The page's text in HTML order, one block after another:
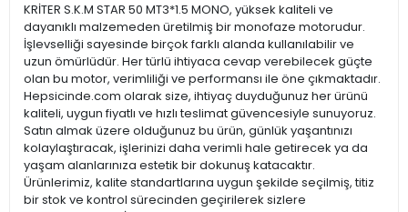
KRİTER S.K.M STAR 50 MT3*1.5 MONO, yüksek kaliteli ve
dayanıklı malzemeden üretilmiş bir monofaze motorudur.
İşlevselliği sayesinde birçok farklı alanda kullanılabilir ve
uzun ömürlüdür. Her türlü ihtiyaca cevap verebilecek güçte
olan bu motor, verimliliği ve performansı ile öne çıkmaktadır.
Hepsicinde.com olarak size, ihtiyaç duyduğunuz her ürünü
kaliteli, uygun fiyatlı ve hızlı teslimat güvencesiyle sunuyoruz.
Satın almak üzere olduğunuz bu ürün, günlük yaşantınızı
kolaylaştıracak, işlerinizi daha verimli hale getirecek ya da
yaşam alanlarınıza estetik bir dokunuş katacaktır.
Ürünlerimiz, kalite standartlarına uygun şekilde seçilmiş, titiz
bir stok ve kontrol sürecinden geçirilerek sizlere